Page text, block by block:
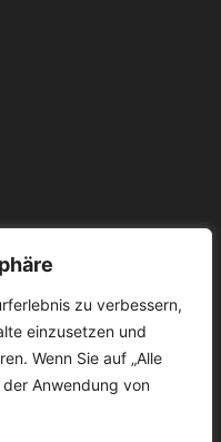
zu verbessern,
einzusetzen und
Wenn Sie auf „Alle
Anwendung von
Reparatur
Krefeld
Essen –